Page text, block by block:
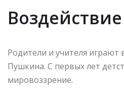
Родители и учителя играют
Пушкина. С первых лет
мировоззрение.